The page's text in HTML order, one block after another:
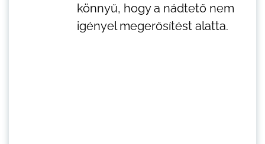
könnyű, hogy a nádtető nem
igényel megerősítést alatta.